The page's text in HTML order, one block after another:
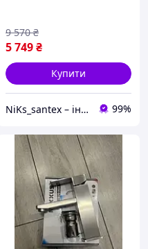
5 749₴
9 570 ₴
Купити
NiKs_santex – інтернет-магазин сантехніки 99%